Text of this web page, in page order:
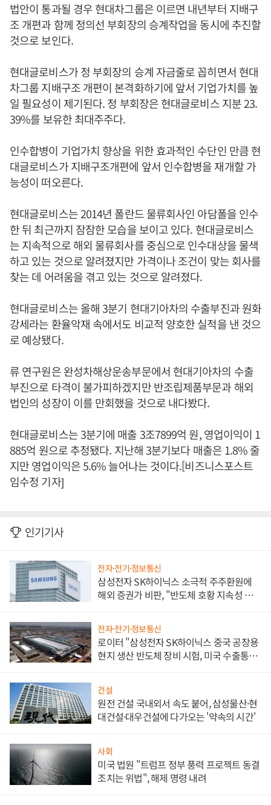
법안이 통과될 경우 현대차그룹은 이르면 내년부터 지배구
조 개편과 함께 정의선 부회장의 승계작업을 동시에 추진할
것으로 보인다.
현대글로비스가 정 부회장의 승계 자금줄로 꼽히면서 현대
차그룹 지배구조 개편이 본격화하기에 앞서 기업가치를 높
일 필요성이 제기된다. 정 부회장은 현대글로비스 지분 23.
39%를 보유한 최대주주다.
인수합병이 기업가치 향상을 위한 효과적인 수단인 만큼 현
대글로비스가 지배구조개편에 앞서 인수합병을 재개할 가
능성이 떠오른다.
현대글로비스는 2014년 폴란드 물류회사인 아담폴을 인수
한 뒤 최근까지 잠잠한 모습을 보이고 있다. 현대글로비스
는 지속적으로 해외 물류회사를 중심으로 인수대상을 물색
하고 있는 것으로 알려졌지만 가격이나 조건이 맞는 회사를
찾는 데 어려움을 겪고 있는 것으로 알려졌다.
현대글로비스는 올해 3분기 현대기아차의 수출부진과 원화
강세라는 환율악재 속에서도 비교적 양호한 실적을 낸 것으
로 예상됐다.
류 연구원은 완성차해상운송부문에서 현대기아차의 수출
부진으로 타격이 불가피하겠지만 반조립제품부문과 해외
법인의 성장이 이를 만회했을 것으로 내다봤다.
현대글로비스는 3분기에 매출 3조7899억 원, 영업이익이 1
885억 원으로 추정됐다. 지난해 3분기보다 매출은 1.8% 줄
지만 영업이익은 5.6% 늘어나는 것이다.[비즈니스포스트
임수정 기자]
인기기사
전자·전기·정보통신
삼성전자 SK하이닉스 소극적 주주환원에
해외 증권가 비판, "반도체 호황 지속성 의
전자·전기·정보통신
로이터 "삼성전자 SK하이닉스 중국 공장용
현지 생산 반도체 장비 시험, 미국 수출통제
건설
원전 건설 국내외서 속도 붙어, 삼성물산·현
대건설·대우건설에 다가오는 '약속의 시간'
사회
미국 법원 "트럼프 정부 풍력 프로젝트 동결
조치는 위법", 해제 명령 내려